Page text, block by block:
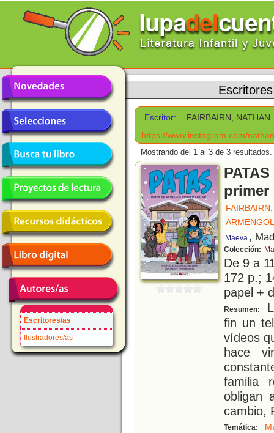
Escritores/as
Ilustradores/as
Escritores
Escritor:
FAIRBAIRN, NATHAN
https://www.instagram.com/
Mostrando del 1 al 3 de 3 resultados.
primer
Maeva ,
Colección:
De 9 a
172 p.;
papel +
Resumen:
fin un
vídeos
hace
familia
obligan
cambio,
Temática: